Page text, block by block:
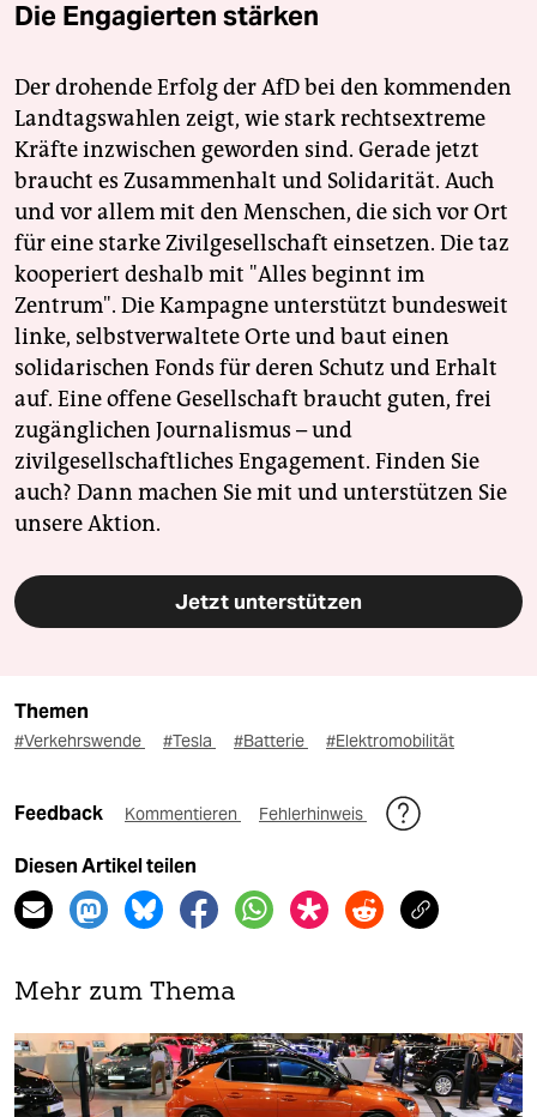
Die Engagierten stärken
Der drohende Erfolg der AfD bei den kommenden
Landtagswahlen zeigt, wie stark rechtsextreme
Kräfte inzwischen geworden sind. Gerade jetzt
braucht es Zusammenhalt und Solidarität. Auch
und vor allem mit den Menschen, die sich vor Ort
für eine starke Zivilgesellschaft einsetzen. Die taz
kooperiert deshalb mit "Alles beginnt im
Zentrum". Die Kampagne unterstützt bundesweit
linke, selbstverwaltete Orte und baut einen
solidarischen Fonds für deren Schutz und Erhalt
auf. Eine offene Gesellschaft braucht guten, frei
zugänglichen Journalismus – und
zivilgesellschaftliches Engagement. Finden Sie
auch? Dann machen Sie mit und unterstützen Sie
unsere Aktion.
Jetzt unterstützen
Themen
#Verkehrswende #Tesla #Batterie #Elektromobilität
Feedback Kommentieren Fehlerhinweis
Diesen Artikel teilen
Mehr zum Thema